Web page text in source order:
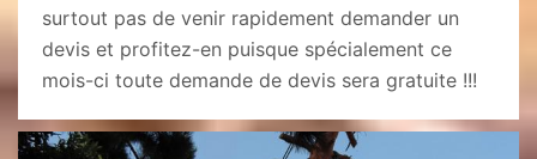
surtout pas de venir rapidement demander un
devis et profitez-en puisque spécialement ce
mois-ci toute demande de devis sera gratuite !!!